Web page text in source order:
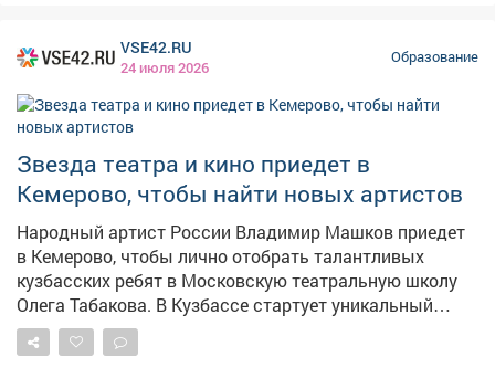
осуществляющих уход и присмотр за детьми
«Образцовый детский сад» проходил в заочной форме
на открытой публичной интернет-площадке, где
размещалась информация о профессиональной и
педагогической деятельности учреждения. Членами
жюри оценивались более 10 направлений работы:
укрепление здоровья и интеллектуальное развитие
детей, приобщение детей к общечеловеческим
ценностям, развитие познавательных, творческих,
художественно-эстетических способностей детей,
работа с родителями и прочее. Также учитывался
рейтинг участников в открытом голосовании
VSE42.RU
24 июля 2026
Образование
Звезда театра и кино приедет в
Кемерово, чтобы найти новых артистов
Народный артист России Владимир Машков приедет
в Кемерово, чтобы лично отобрать талантливых
кузбасских ребят в Московскую театральную школу
Олега Табакова. В Кузбассе стартует уникальный
творческий проект – народный артист России
Владимир Машков проведёт в Кемерово отбор